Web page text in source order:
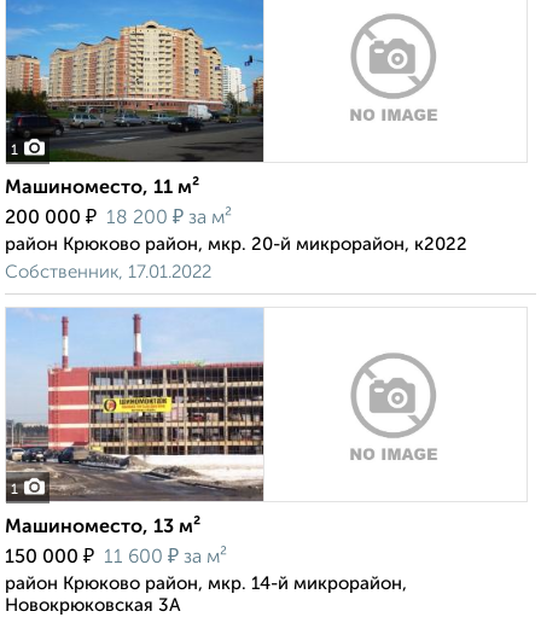
1
Машиноместо, 11 м²
200 000 ₽ 18 200 ₽ за м²
район Крюково район, мкр. 20-й микрорайон, к2022
Собственник, 17.01.2022
1
Машиноместо, 13 м²
150 000 ₽ 11 600 ₽ за м²
район Крюково район, мкр. 14-й микрорайон,
Новокрюковская 3А